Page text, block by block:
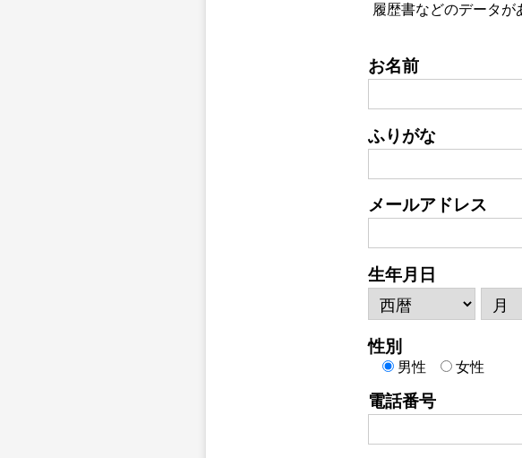
履歴書などのデータが
お名前
ふりがな
メールアドレス
生年月日
性別
男性 女性
電話番号